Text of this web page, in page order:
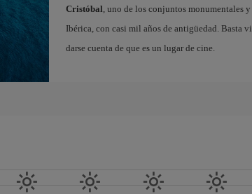
Cristóbal, uno de los conjuntos monumentales
Ibérica, con casi mil años de antigüedad. Basta
darse cuenta de que es un lugar de cine.